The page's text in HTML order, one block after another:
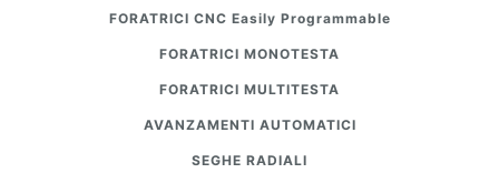
FORATRICI CNC Easily Programmable
FORATRICI MONOTESTA
FORATRICI MULTITESTA
AVANZAMENTI AUTOMATICI
SEGHE RADIALI